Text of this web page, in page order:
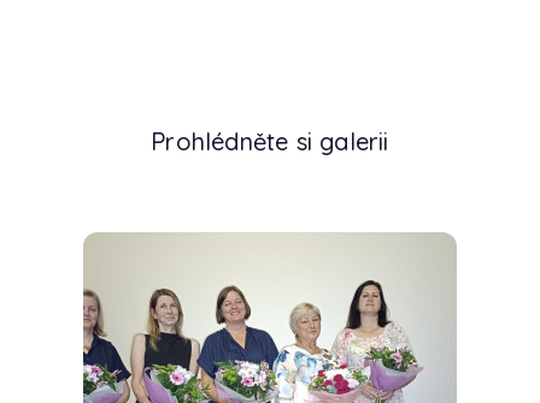
Prohlédněte si galerii